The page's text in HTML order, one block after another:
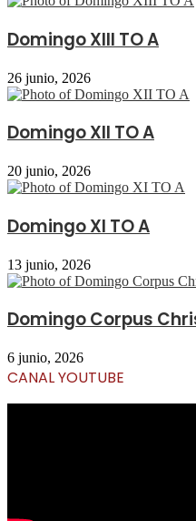
Domingo XIII TO A
26 junio, 2026
Domingo XII TO A
20 junio, 2026
Domingo XI TO A
13 junio, 2026
Domingo Corpus
6 junio, 2026
CANAL YOUTUBE